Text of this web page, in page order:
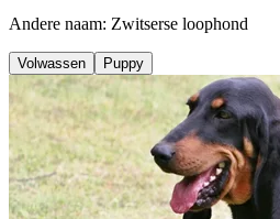
Andere naam: Zwitserse loophond
Volwassen Puppy